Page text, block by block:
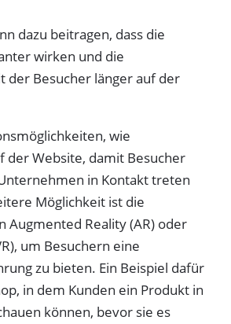
dazu beitragen, dass die
wirken und die
der Besucher länger auf der
wie
der Website, damit Besucher
in Kontakt treten
Möglichkeit ist die
Augmented Reality (AR) oder
um Besuchern eine
zu bieten. Ein Beispiel dafür
in dem Kunden ein Produkt in
können, bevor sie es